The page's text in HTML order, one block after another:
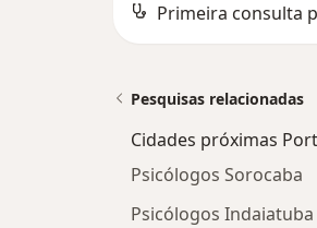
Pesquisas relacionadas
Cidades próximas
Psicólogos Sorocaba
Psicólogos Indaiatuba